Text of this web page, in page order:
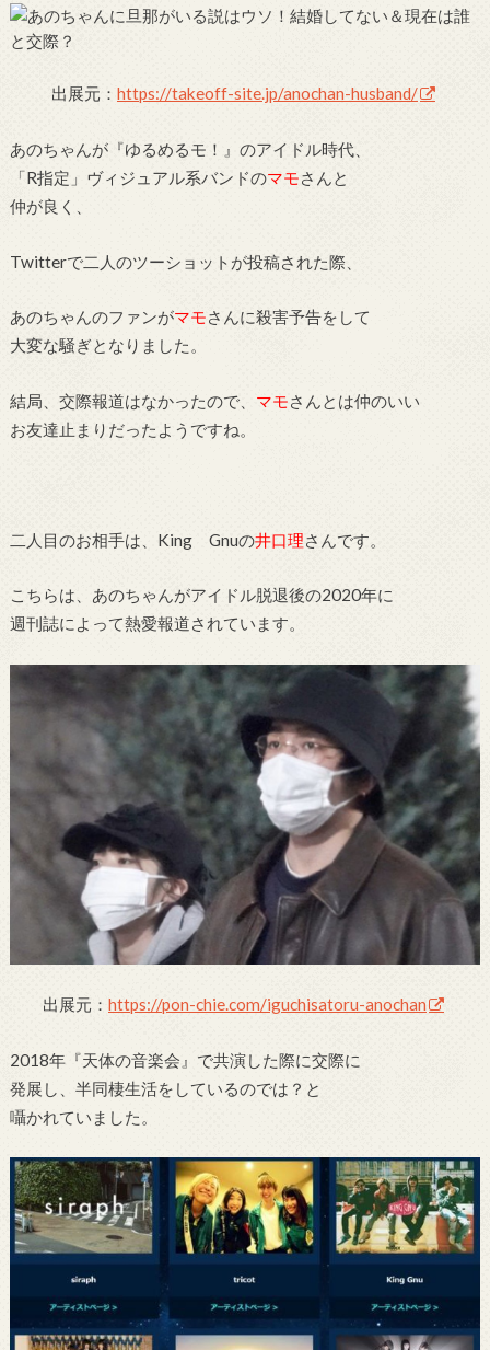
出展元： https://takeoff-site.jp/anochan-husband/
あのちゃんが『ゆるめるモ！』のアイドル時代、
「R指定」ヴィジュアル系バンドのマモさんと
仲が良く、
Twitterで二人のツーショットが投稿された際、
あのちゃんのファンがマモさんに殺害予告をして
大変な騒ぎとなりました。
結局、交際報道はなかったので、 マモさんとは仲のいい
お友達止まりだったようですね。
二人目のお相手は、King Gnuの井口理さんです。
こちらは、あのちゃんがアイドル脱退後の2020年に
週刊誌によって熱愛報道されています。
出展元： https://pon-chie.com/iguchisatoru-anochan
2018年『天体の音楽会』で共演した際に交際に
発展し、半同棲生活をしているのでは？と
囁かれていました。